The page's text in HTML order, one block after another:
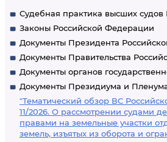
Судебная практика высших
Законы Российской Федерации
Документы Президента
Документы Правительства
Документы органов
Документы Президиума и
"Тематический обзор ВС
11/2026. О рассмотрении судами
правами на земельные участки
земель, изъятых из оборота и